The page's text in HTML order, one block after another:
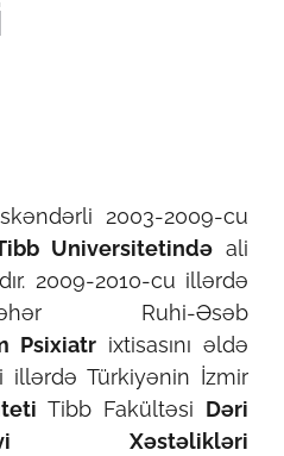
2003-2009-cu
Universitetində ali
2009-2010-cu illərdə
Ruhi-Əsəb
Psixiatr ixtisasını əldə
illərdə Türkiyənin İzmir
Tibb Fakültəsi Dəri
Xəstəlikləri